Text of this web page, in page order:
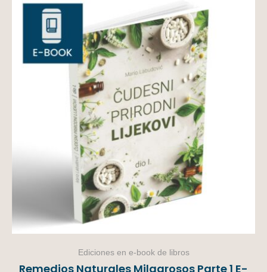
Ediciones en e-book de libros
Remedios Naturales Milagrosos Parte 1 E-